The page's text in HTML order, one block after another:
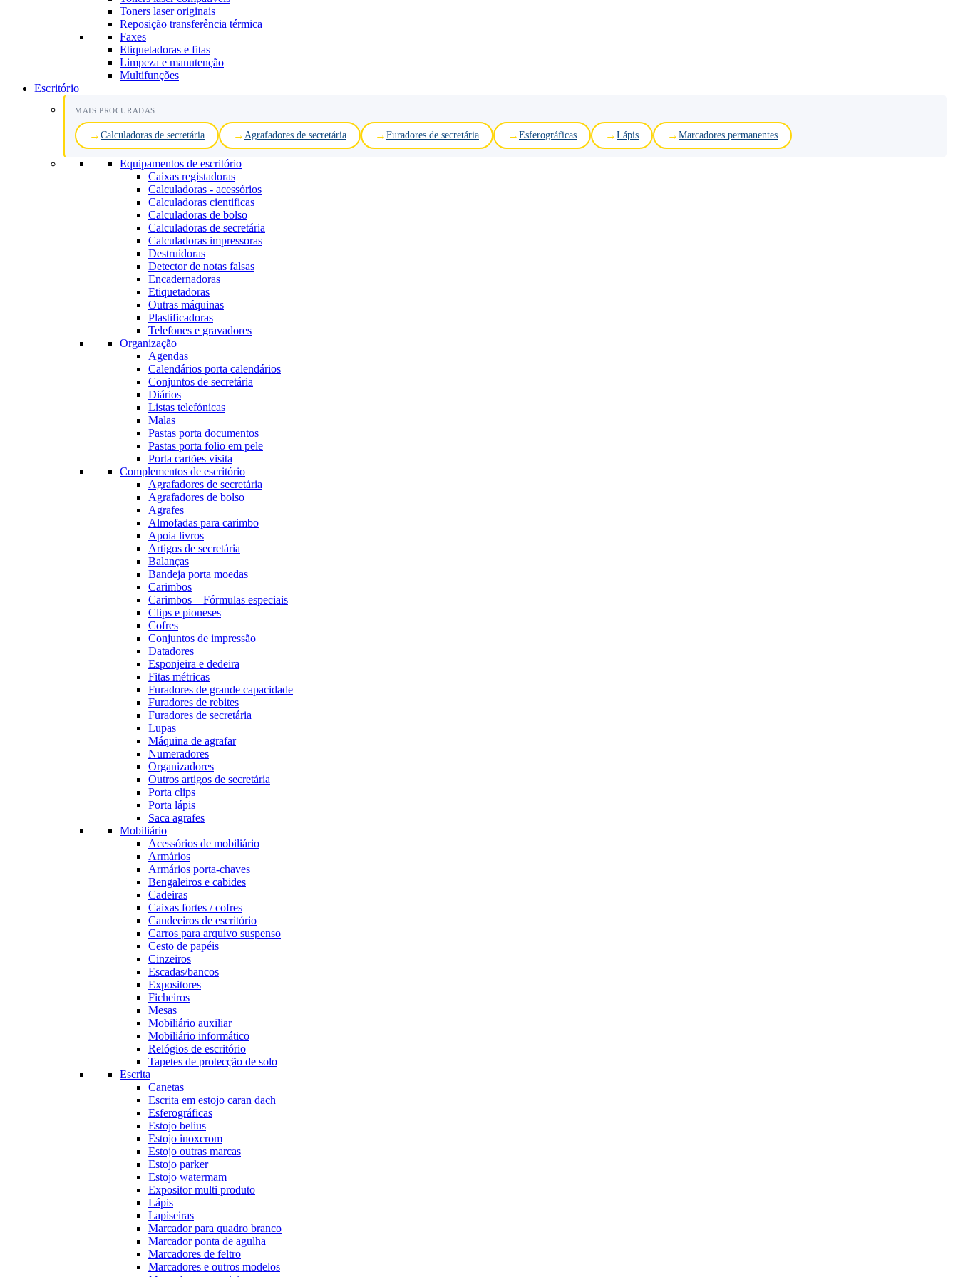
Toners laser originais
Reposição transferência térmica
Faxes
Etiquetadoras e fitas
Limpeza e manutenção
Multifunções
Escritório
MAIS PROCURADAS
Calculadoras de secretária Agrafadores de secretária Furadores de secretária Esferográficas Lápis Marcadores permanentes
Equipamentos de escritório
Caixas registadoras
Calculadoras - acessórios
Calculadoras cientificas
Calculadoras de bolso
Calculadoras de secretária
Calculadoras impressoras
Destruidoras
Detector de notas falsas
Encadernadoras
Etiquetadoras
Outras máquinas
Plastificadoras
Telefones e gravadores
Organização
Agendas
Calendários porta calendários
Conjuntos de secretária
Diários
Listas telefónicas
Malas
Pastas porta documentos
Pastas porta folio em pele
Porta cartões visita
Complementos de escritório
Agrafadores de secretária
Agrafadores de bolso
Agrafes
Almofadas para carimbo
Apoia livros
Artigos de secretária
Balanças
Bandeja porta moedas
Carimbos
Carimbos – Fórmulas especiais
Clips e pioneses
Cofres
Conjuntos de impressão
Datadores
Esponjeira e dedeira
Fitas métricas
Furadores de grande capacidade
Furadores de rebites
Furadores de secretária
Lupas
Máquina de agrafar
Numeradores
Organizadores
Outros artigos de secretária
Porta clips
Porta lápis
Saca agrafes
Mobiliário
Acessórios de mobiliário
Armários
Armários porta-chaves
Bengaleiros e cabides
Cadeiras
Caixas fortes / cofres
Candeeiros de escritório
Carros para arquivo suspenso
Cesto de papéis
Cinzeiros
Escadas/bancos
Expositores
Ficheiros
Mesas
Mobiliário auxiliar
Mobiliário informático
Relógios de escritório
Tapetes de protecção de solo
Escrita
Canetas
Escrita em estojo caran dach
Esferográficas
Estojo belius
Estojo inoxcrom
Estojo outras marcas
Estojo parker
Estojo watermam
Expositor multi produto
Lápis
Lapiseiras
Marcador para quadro branco
Marcador ponta de agulha
Marcadores de feltro
Marcadores e outros modelos